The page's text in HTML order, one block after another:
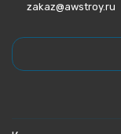
zakaz@awstroy.ru